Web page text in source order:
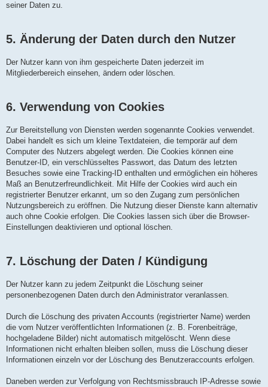
seiner Daten zu.
5. Änderung der Daten durch den Nutzer
Der Nutzer kann von ihm gespeicherte Daten jederzeit im
Mitgliederbereich einsehen, ändern oder löschen.
6. Verwendung von Cookies
Zur Bereitstellung von Diensten werden sogenannte Cookies verwendet.
Dabei handelt es sich um kleine Textdateien, die temporär auf dem
Computer des Nutzers abgelegt werden. Die Cookies können eine
Benutzer-ID, ein verschlüsseltes Passwort, das Datum des letzten
Besuches sowie eine Tracking-ID enthalten und ermöglichen ein höheres
Maß an Benutzerfreundlichkeit. Mit Hilfe der Cookies wird auch ein
registrierter Benutzer erkannt, um so den Zugang zum persönlichen
Nutzungsbereich zu eröffnen. Die Nutzung dieser Dienste kann alternativ
auch ohne Cookie erfolgen. Die Cookies lassen sich über die Browser-
Einstellungen deaktivieren und optional löschen.
7. Löschung der Daten / Kündigung
Der Nutzer kann zu jedem Zeitpunkt die Löschung seiner
personenbezogenen Daten durch den Administrator veranlassen.
Durch die Löschung des privaten Accounts (registrierter Name) werden
die vom Nutzer veröffentlichten Informationen (z. B. Forenbeiträge,
hochgeladene Bilder) nicht automatisch mitgelöscht. Wenn diese
Informationen nicht erhalten bleiben sollen, muss die Löschung dieser
Informationen einzeln vor der Löschung des Benutzeraccounts erfolgen.
Daneben werden zur Verfolgung von Rechtsmissbrauch IP-Adresse sowie